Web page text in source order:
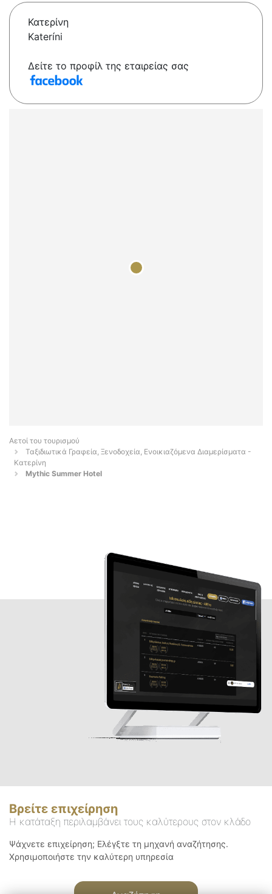
Κατερίνη
Kateríni
Δείτε το προφίλ της εταιρείας σας
Αετοί του τουρισμού
Ταξιδιωτικά Γραφεία, Ξενοδοχεία, Ενοικιαζόμενα Διαμερίσματα -
Κατερίνη
Mythic Summer Hotel
Βρείτε επιχείρηση
Η κατάταξη περιλαμβάνει τους καλύτερους στον κλάδο
Ψάχνετε επιχείρηση; Ελέγξτε τη μηχανή αναζήτησης.
Χρησιμοποιήστε την καλύτερη υπηρεσία